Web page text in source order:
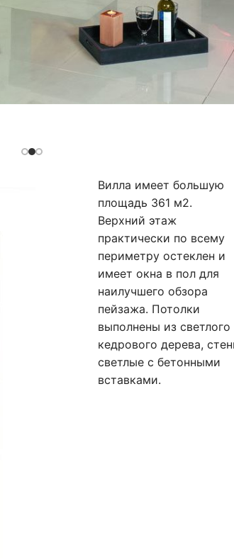
Вилла имеет большую
площадь 361 м2.
Верхний этаж
практически по всему
периметру остеклен и
имеет окна в пол для
наилучшего обзора
пейзажа. Потолки
выполнены из светлого
кедрового дерева,
светлые с бетонными
вставками.